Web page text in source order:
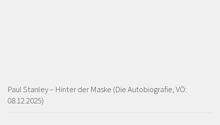
Paul Stanley – Hinter der Maske (Die Autobiografie, VÖ:
08.12.2025)